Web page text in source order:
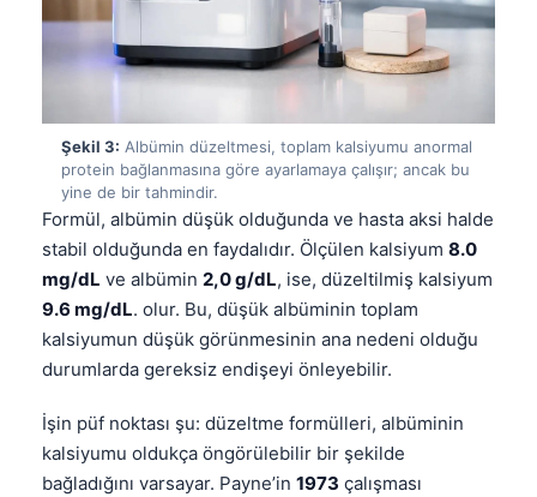
Şekil 3: Albümin düzeltmesi, toplam kalsiyumu anormal
protein bağlanmasına göre ayarlamaya çalışır; ancak bu
yine de bir tahmindir.
Formül, albümin düşük olduğunda ve hasta aksi halde
stabil olduğunda en faydalıdır. Ölçülen kalsiyum 8.0
mg/dL ve albümin 2,0 g/dL, ise, düzeltilmiş kalsiyum
9.6 mg/dL. olur. Bu, düşük albüminin toplam
kalsiyumun düşük görünmesinin ana nedeni olduğu
durumlarda gereksiz endişeyi önleyebilir.
İşin püf noktası şu: düzeltme formülleri, albüminin
kalsiyumu oldukça öngörülebilir bir şekilde
bağladığını varsayar. Payne’in 1973 çalışması